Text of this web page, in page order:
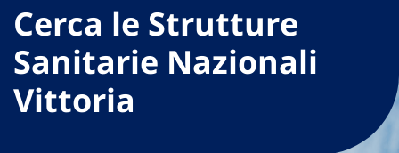
Cerca le Strutture
Sanitarie Nazionali
Vittoria